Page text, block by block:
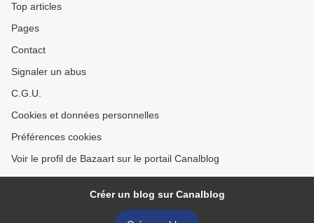
Top articles
Pages
Contact
Signaler un abus
C.G.U.
Cookies et données personnelles
Préférences cookies
Voir le profil de Bazaart sur le portail Canalblog
Créer un blog sur Canalblog